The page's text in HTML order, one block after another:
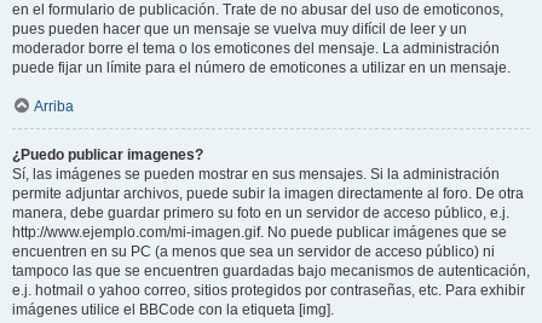
en el formulario de publicación. Trate de no abusar del uso de emoticonos,
pues pueden hacer que un mensaje se vuelva muy difícil de leer y un
moderador borre el tema o los emoticones del mensaje. La administración
puede fijar un límite para el número de emoticones a utilizar en un mensaje.
Arriba
¿Puedo publicar imagenes?
Sí, las imágenes se pueden mostrar en sus mensajes. Si la administración
permite adjuntar archivos, puede subir la imagen directamente al foro. De otra
manera, debe guardar primero su foto en un servidor de acceso público, e.j.
http://www.ejemplo.com/mi-imagen.gif. No puede publicar imágenes que se
encuentren en su PC (a menos que sea un servidor de acceso público) ni
tampoco las que se encuentren guardadas bajo mecanismos de autenticación,
e.j. hotmail o yahoo correo, sitios protegidos por contraseñas, etc. Para exhibir
imágenes utilice el BBCode con la etiqueta [img].